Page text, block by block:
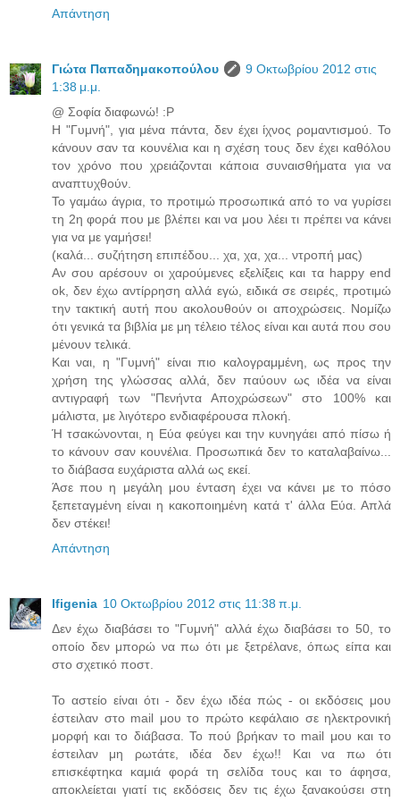
Απάντηση
Γιώτα Παπαδημακοπούλου
9 Οκτωβρίου 2012 στις
1:38 μ.μ.
@ Σοφία διαφωνώ! :P
H "Γυμνή", για μένα πάντα, δεν έχει ίχνος ρομαντισμού. Το
κάνουν σαν τα κουνέλια και η σχέση τους δεν έχει καθόλου
τον χρόνο που χρειάζονται κάποια συναισθήματα για να
αναπτυχθούν.
Το γαμάω άγρια, το προτιμώ προσωπικά από το να γυρίσει
τη 2η φορά που με βλέπει και να μου λέει τι πρέπει να κάνει
για να με γαμήσει!
(καλά... συζήτηση επιπέδου... χα, χα, χα... ντροπή μας)
Αν σου αρέσουν οι χαρούμενες εξελίξεις και τα happy end
ok, δεν έχω αντίρρηση αλλά εγώ, ειδικά σε σειρές, προτιμώ
την τακτική αυτή που ακολουθούν οι αποχρώσεις. Νομίζω
ότι γενικά τα βιβλία με μη τέλειο τέλος είναι και αυτά που σου
μένουν τελικά.
Και ναι, η "Γυμνή" είναι πιο καλογραμμένη, ως προς την
χρήση της γλώσσας αλλά, δεν παύουν ως ιδέα να είναι
αντιγραφή των "Πενήντα Αποχρώσεων" στο 100% και
μάλιστα, με λιγότερο ενδιαφέρουσα πλοκή.
Ή τσακώνονται, η Εύα φεύγει και την κυνηγάει από πίσω ή
το κάνουν σαν κουνέλια. Προσωπικά δεν το καταλαβαίνω...
το διάβασα ευχάριστα αλλά ως εκεί.
Άσε που η μεγάλη μου ένταση έχει να κάνει με το πόσο
ξεπεταγμένη είναι η κακοποιημένη κατά τ' άλλα Εύα. Απλά
δεν στέκει!
Απάντηση
Ifigenia 10 Οκτωβρίου 2012 στις 11:38 π.μ.
Δεν έχω διαβάσει το "Γυμνή" αλλά έχω διαβάσει το 50, το
οποίο δεν μπορώ να πω ότι με ξετρέλανε, όπως είπα και
στο σχετικό ποστ.
Το αστείο είναι ότι - δεν έχω ιδέα πώς - οι εκδόσεις μου
έστειλαν στο mail μου το πρώτο κεφάλαιο σε ηλεκτρονική
μορφή και το διάβασα. Το πού βρήκαν το mail μου και το
έστειλαν μη ρωτάτε, ιδέα δεν έχω!! Και να πω ότι
επισκέφτηκα καμιά φορά τη σελίδα τους και το άφησα,
αποκλείεται γιατί τις εκδόσεις δεν τις έχω ξανακούσει στη